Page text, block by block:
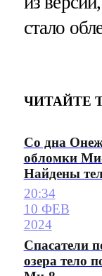
стало
ЧИТАЙТЕ
Со дна
обломки
Найдены
20:34
10 ФЕВ
2024
Спасатели
озера тело